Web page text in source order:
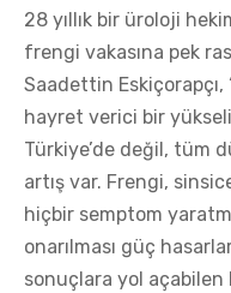
28 yıllık bir üroloji
frengi vakasına pek
Saadettin
hayret verici bir
Türkiye’de değil, tüm
artış var. Frengi,
hiçbir semptom
onarılması güç
sonuçlara yol açabilen